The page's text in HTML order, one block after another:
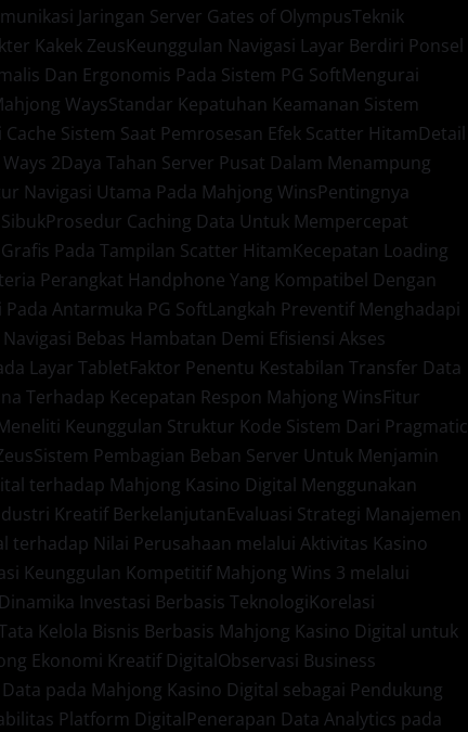
Jaringan Server Gates of OlympusTeknik
Kakek ZeusKeunggulan Navigasi Layar Berdiri Ponsel
Dan Ergonomis Pada Sistem PG SoftMengurai
WaysStandar Kepatuhan Keamanan Sistem
Sistem Saat Pemrosesan Efek Scatter HitamDetail
2Daya Tahan Server Pusat Dalam Menampung
Navigasi Utama Pada Mahjong WinsPentingnya
Prosedur Caching Data Untuk Mempercepat
Pada Tampilan Scatter HitamKecepatan Loading
Perangkat Handphone Yang Kompatibel Dengan
Antarmuka PG SoftLangkah Preventif Menghadapi
Bebas Hambatan Demi Efisiensi Akses
Layar TabletFaktor Penentu Kestabilan Transfer Data
Terhadap Kecepatan Respon Mahjong WinsFitur
Keunggulan Struktur Kode Sistem Dari Pragmatic
Sistem Pembagian Beban Server Untuk Menjamin
terhadap Mahjong Kasino Digital Menggunakan
Kreatif BerkelanjutanEvaluasi Strategi Manajemen
terhadap Nilai Perusahaan melalui Aktivitas Kasino
Keunggulan Kompetitif Mahjong Wins 3 melalui
Investasi Berbasis TeknologiKorelasi
Kelola Bisnis Berbasis Mahjong Kasino Digital untuk
Ekonomi Kreatif DigitalObservasi Business
pada Mahjong Kasino Digital sebagai Pendukung
Platform DigitalPenerapan Data Analytics pada